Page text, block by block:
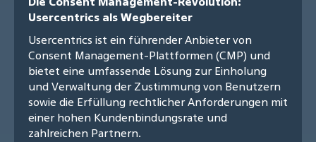
Usercentrics als Wegbereiter
Usercentrics ist ein führender Anbieter von
Consent Management-Plattformen (CMP) und
bietet eine umfassende Lösung zur Einholung
und Verwaltung der Zustimmung von Benutzern
sowie die Erfüllung rechtlicher Anforderungen mit
einer hohen Kundenbindungsrate und
zahlreichen Partnern.